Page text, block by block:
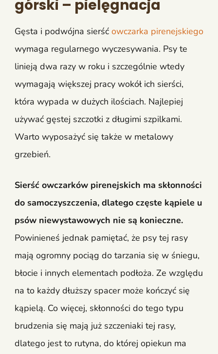
górski – pielęgnacja
Gęsta i podwójna sierść owczarka pirenejskiego
wymaga regularnego wyczesywania. Psy te
linieją dwa razy w roku i szczególnie wtedy
wymagają większej pracy wokół ich sierści,
która wypada w dużych ilościach. Najlepiej
używać gęstej szczotki z długimi szpilkami.
Warto wyposażyć się także w metalowy
grzebień.
Sierść owczarków pirenejskich ma skłonności
do samoczyszczenia, dlatego częste kąpiele u
psów niewystawowych nie są konieczne.
Powinieneś jednak pamiętać, że psy tej rasy
mają ogromny pociąg do tarzania się w śniegu,
błocie i innych elementach podłoża. Ze względu
na to każdy dłuższy spacer może kończyć się
kąpielą. Co więcej, skłonności do tego typu
brudzenia się mają już szczeniaki tej rasy,
dlatego jest to rutyna, do której opiekun ma